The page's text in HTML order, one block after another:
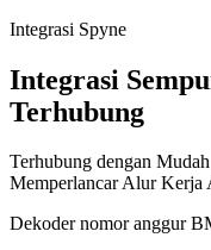
Integrasi Spyne
Integrasi
Terhubung
Terhubung dengan
Memperlancar Alur Kerja
Dekoder nomor anggur